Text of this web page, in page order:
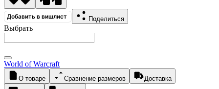
Добавить в вишлист Поделиться
Выбрать
World of Warcraft
О товаре Сравнение размеров Доставка